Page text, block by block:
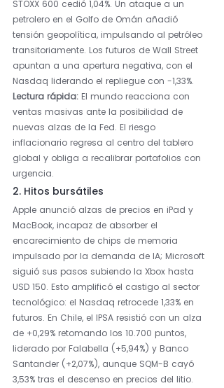
STOXX 600 cedió 1,04%. Un ataque a un
petrolero en el Golfo de Omán añadió
tensión geopolítica, impulsando al petróleo
transitoriamente. Los futuros de Wall Street
apuntan a una apertura negativa, con el
Nasdaq liderando el repliegue con -1,33%.
Lectura rápida: El mundo reacciona con
ventas masivas ante la posibilidad de
nuevas alzas de la Fed. El riesgo
inflacionario regresa al centro del tablero
global y obliga a recalibrar portafolios con
urgencia.
2. Hitos bursátiles
Apple anunció alzas de precios en iPad y
MacBook, incapaz de absorber el
encarecimiento de chips de memoria
impulsado por la demanda de IA; Microsoft
siguió sus pasos subiendo la Xbox hasta
USD 150. Esto amplificó el castigo al sector
tecnológico: el Nasdaq retrocede 1,33% en
futuros. En Chile, el IPSA resistió con un alza
de +0,29% retomando los 10.700 puntos,
liderado por Falabella (+5,94%) y Banco
Santander (+2,07%), aunque SQM-B cayó
3,53% tras el descenso en precios del litio.